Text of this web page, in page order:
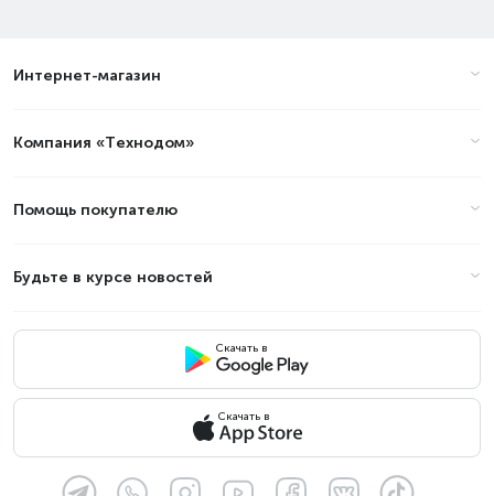
Интернет-магазин
Компания «Технодом»
Помощь покупателю
Будьте в курсе новостей
Скачать в
Скачать в